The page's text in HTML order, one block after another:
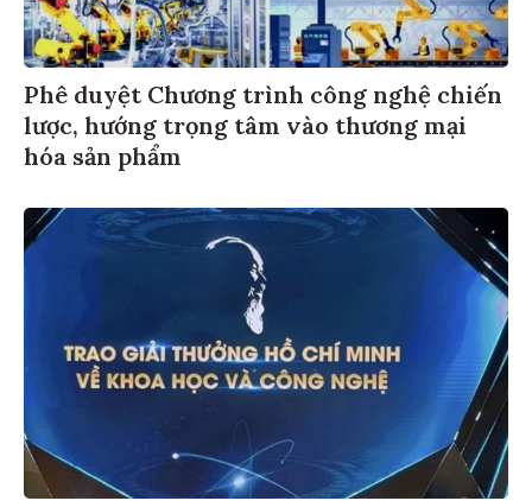
Phê duyệt Chương trình công nghệ chiến
lược, hướng trọng tâm vào thương mại
hóa sản phẩm